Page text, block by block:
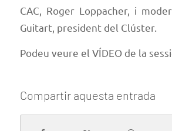
CAC, Roger Loppacher, i
Guitart, president del Clúster.
Podeu veure el VÍDEO de la
Compartir aquesta entrada